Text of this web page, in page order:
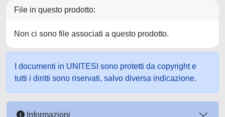
File in questo prodotto:
Non ci sono file associati a questo prodotto.
I documenti in UNITESI sono protetti da copyright e
tutti i diritti sono riservati, salvo diversa indicazione.
Informazioni